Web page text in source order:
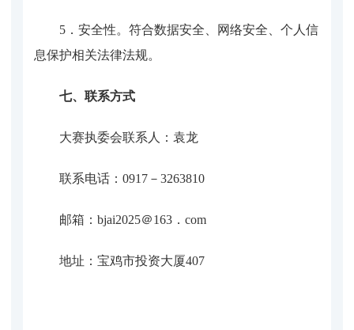
5． 安全性。 符合数据安全、网络安全、个人信
息保护相关法律法规。
七、联系方式
大赛执委会联系人：袁龙
联系电话： 0917－3263810
邮箱： bjai2025＠163．com
地址：宝鸡市投资大厦407